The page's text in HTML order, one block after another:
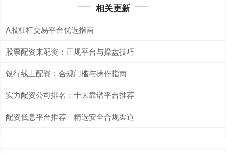
相关更新
A股杠杆交易平台优选指南
股票配资来配资：正规平台与操盘技巧
银行线上配资：合规门槛与操作指南
实力配资公司排名：十大靠谱平台推荐
配资低息平台推荐｜精选安全合规渠道